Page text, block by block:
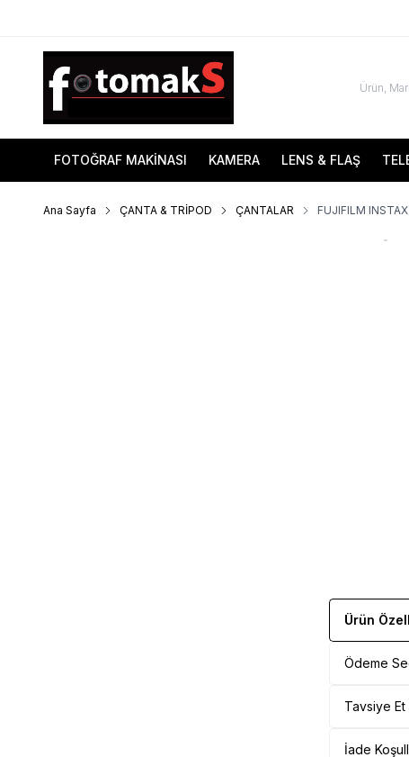
FOTOĞRAF MAKİNASI KAMERA LENS & FLAŞ
Ana Sayfa ÇANTA & TRİPOD ÇANTALAR FUJIFILM
Ürün
Ödeme
Tavsiye Et
İade